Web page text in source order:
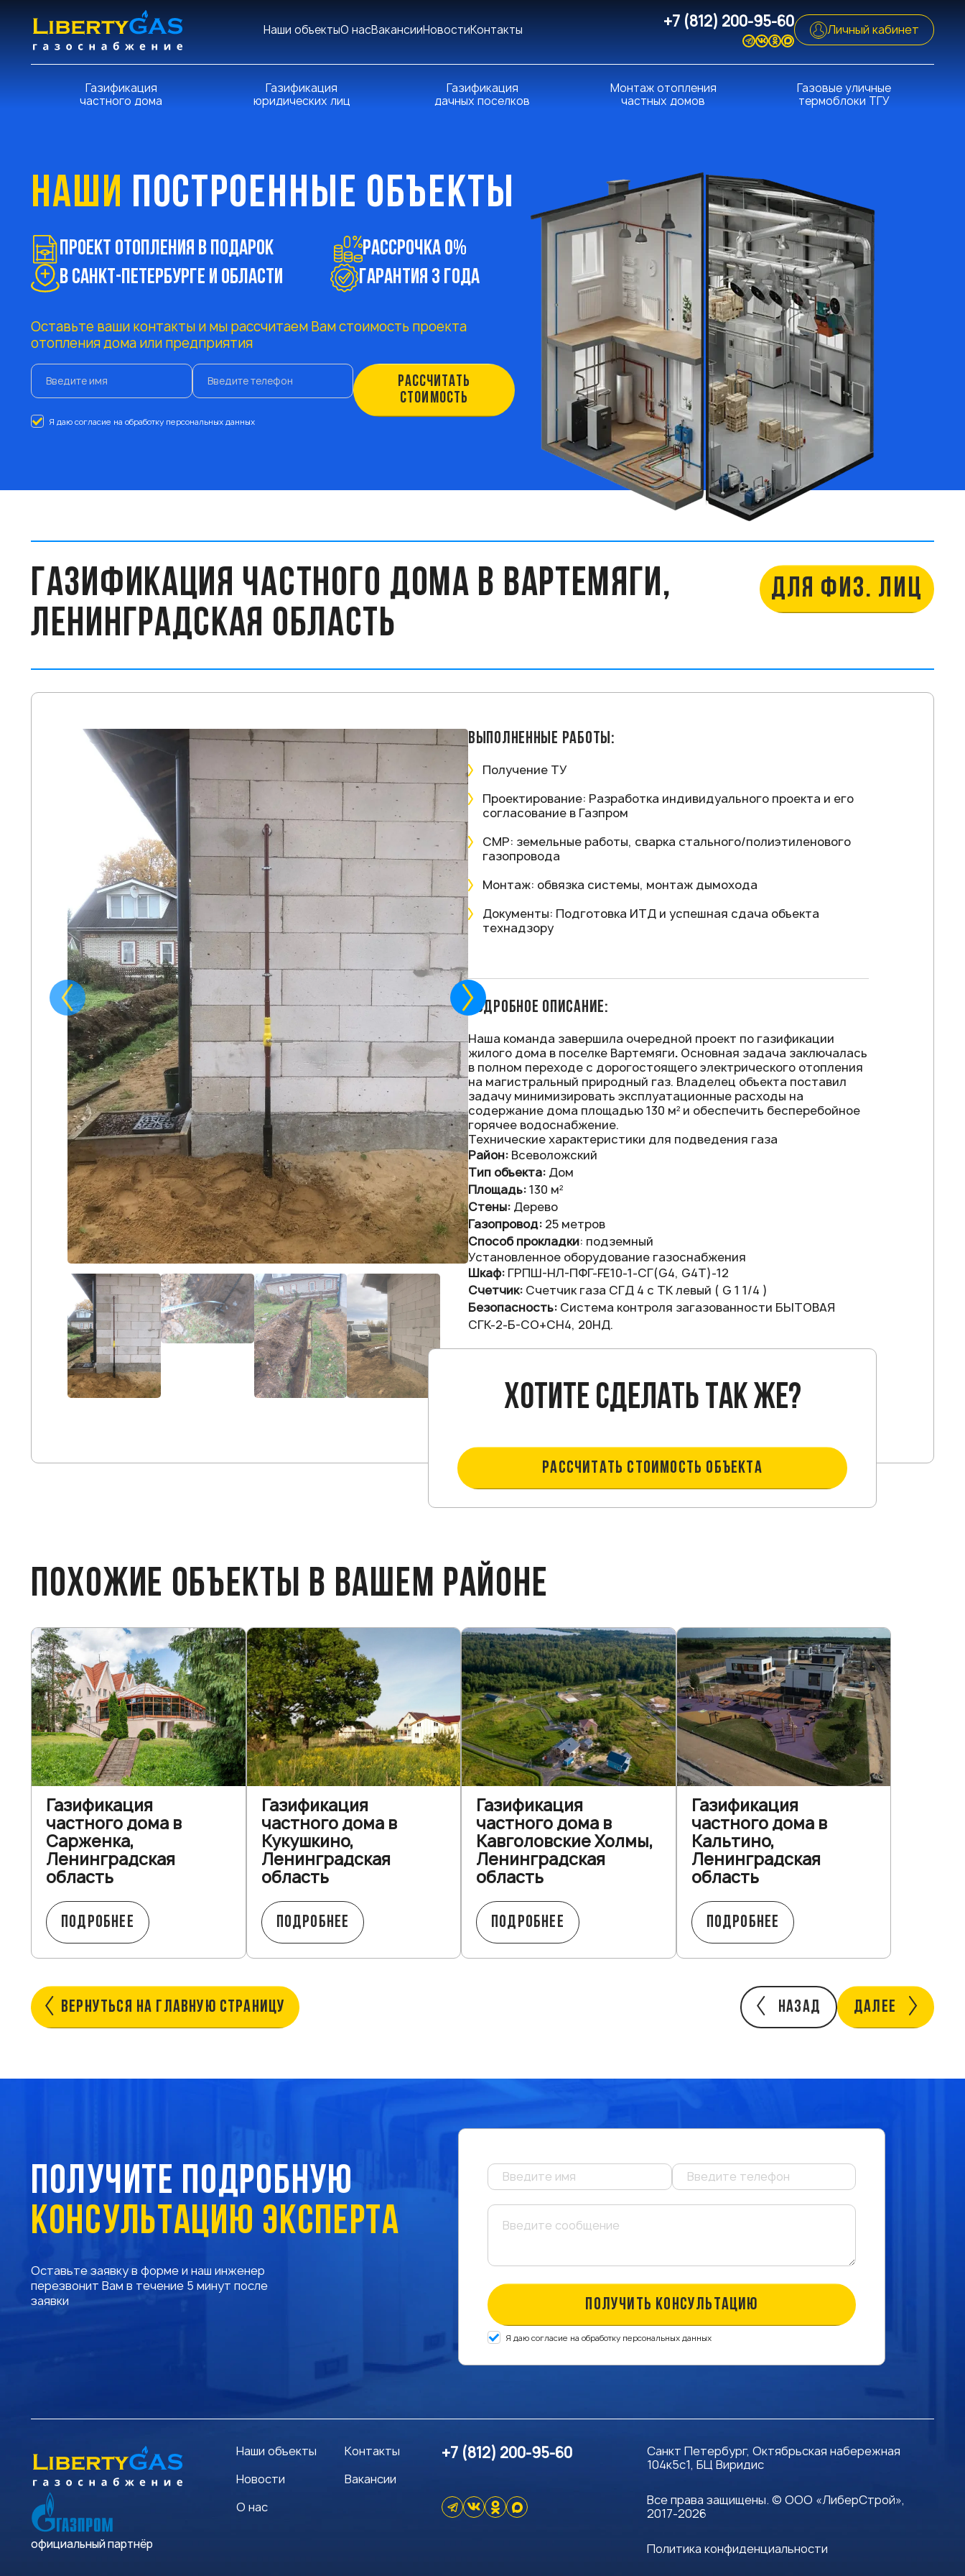
Наши объектыО насВакансииНовостиКонтакты +7 (812) 200-95-60 Личный кабинет
Газификация
частного дома
Газификация
юридических лиц
Газификация
дачных поселков
Монтаж отопления
частных домов
Газовые уличные
термоблоки ТГУ
НАШИ ПОСТРОЕННЫЕ ОБЪЕКТЫ
Проект ОТОПЛЕНИЯ в подарок
Рассрочка 0%
В Санкт-Петербурге и области
ГАРАНТИЯ 3 ГОДА
Оставьте ваши контакты и мы рассчитаем Вам стоимость проекта
отопления дома или предприятия
РАССЧИТАТЬ
СТОИМОСТЬ
Я даю согласие на обработку персональных данных
ГАЗИФИКАЦИЯ ЧАСТНОГО ДОМА В ВАРТЕМЯГИ,
ЛЕНИНГРАДСКАЯ ОБЛАСТЬ
ДЛЯ ФИЗ. ЛИЦ
ВЫПОЛНЕННЫЕ РАБОТЫ:
Получение ТУ
Проектирование: Разработка индивидуального проекта и его
согласование в Газпром
СМР: земельные работы, сварка стального/полиэтиленового
газопровода
Монтаж: обвязка системы, монтаж дымохода
Документы: Подготовка ИТД и успешная сдача объекта
технадзору
ПОДРОБНОЕ ОПИСАНИЕ:
Наша команда завершила очередной проект по газификации
жилого дома в поселке Вартемяги. Основная задача заключалась
в полном переходе с дорогостоящего электрического отопления
на магистральный природный газ. Владелец объекта поставил
задачу минимизировать эксплуатационные расходы на
содержание дома площадью 130 м² и обеспечить бесперебойное
горячее водоснабжение.
Технические характеристики для подведения газа
Район: Всеволожский
Тип объекта: Дом
Площадь:130 м²
Стены: Дерево
Газопровод: 25 метров
Способ прокладки: подземный
Установленное оборудование газоснабжения
Шкаф: ГРПШ-НЛ-ПФГ-FE10-1-СГ(G4, G4T)-12
Счетчик: Счетчик газа СГД 4 с ТК левый ( G 1 1/4 )
Безопасность: Система контроля загазованности БЫТОВАЯ
СГК-2-Б-СО+СН4, 20НД.
Хотите сделать так же?
РАССЧИТАТЬ СТОИМОСТЬ ОБЪЕКТА
ПОХОЖИЕ ОБЪЕКТЫ В ВАШЕМ РАЙОНЕ
Газификация
частного дома в
Сарженка,
Ленинградская
область
ПОДРОБНЕЕ
Газификация
частного дома в
Кукушкино,
Ленинградская
область
ПОДРОБНЕЕ
Газификация
частного дома в
Кавголовские Холмы,
Ленинградская
область
ПОДРОБНЕЕ
Газификация
частного дома в
Кальтино,
Ленинградская
область
ПОДРОБНЕЕ
ВЕРНУТЬСЯ НА ГЛАВНУЮ СТРАНИЦУ НАЗАД ДАЛЕЕ
ПОЛУЧИТЕ ПОДРОБНУЮ
КОНСУЛЬТАЦИЮ ЭКСПЕРТА
Оставьте заявку в форме и наш инженер
перезвонит Вам в течение 5 минут после
заявки
ПОЛУЧИТЬ КОНСУЛЬТАЦИЮ
Я даю согласие на обработку персональных данных
официальный партнёр
Наши объекты
Новости
О нас
Контакты
Вакансии
+7 (812) 200-95-60
Санкт Петербург, Октябрьская набережная
104к5с1, БЦ Виридис
Все права защищены. © ООО «ЛиберСтрой»,
2017-2026
Политика конфиденциальности